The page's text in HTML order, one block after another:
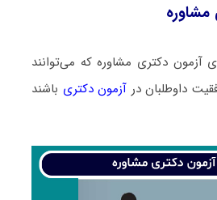
مشاوره
آزمون دکتری مشاوره که می‌توانند
داوطلبان در آزمون دکتری باشند